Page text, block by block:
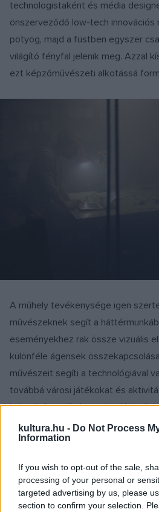
kultura.hu - Do Not Process
Information
If you wish to opt-out of the sale,
processing of your personal or
targeted advertising by us, please
section to confirm your selection.
technologistaként és média
önszerveződő low-tech innovációs
pötyög, majd a füstben egyszer
világító fényfal jelenik meg. Azzal
ezt képzőművészeti alkotássá
A műhely tevékenysége igen
művészeknek segít a
eseményekhez rak össze vizuális
különféle ágensek
művészeit segíti a technológiával
továbbá városi játékokat és
kelteni, és ezáltal a technológia és
kapcsolatát bemutatni és kutatni.